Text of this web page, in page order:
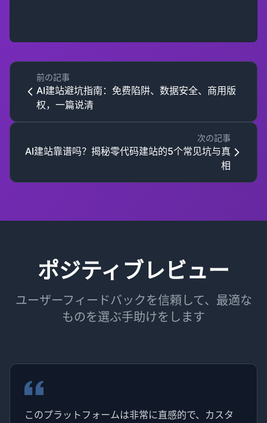
前の記事
AI建站避坑指南：免费陷阱、数据安全、商用版
权，一篇说清
次の記事
AI建站靠谱吗？揭秘零代码建站的5个常见坑与真
相
ポジティブレビュー
ユーザーフィードバックを信頼して、最適な
ものを選ぶ手助けをします
このプラットフォームは非常に直感的で、カスタ